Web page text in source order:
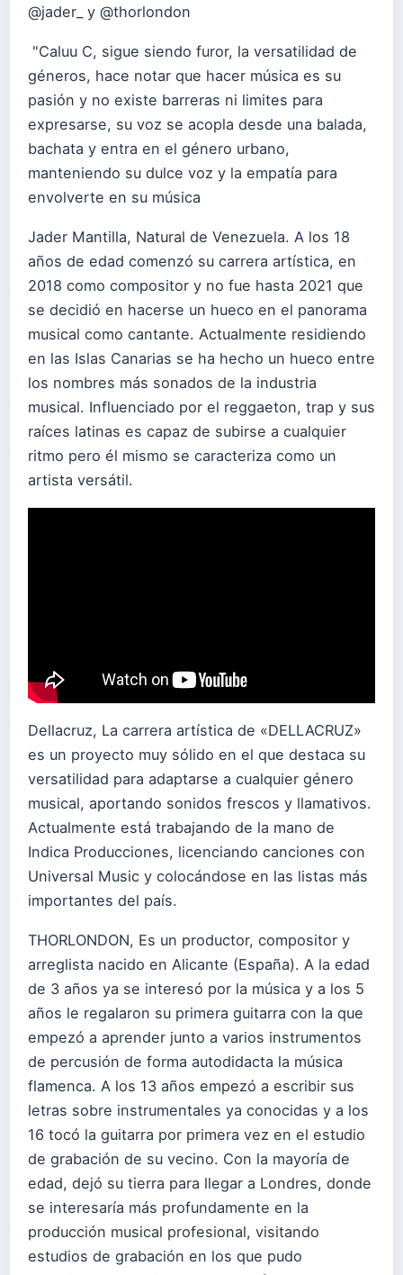
@jader_ y @thorlondon
"Caluu C, sigue siendo furor, la versatilidad de
géneros, hace notar que hacer música es su
pasión y no existe barreras ni limites para
expresarse, su voz se acopla desde una balada,
bachata y entra en el género urbano,
manteniendo su dulce voz y la empatía para
envolverte en su música
Jader Mantilla, Natural de Venezuela. A los 18
años de edad comenzó su carrera artística, en
2018 como compositor y no fue hasta 2021 que
se decidió en hacerse un hueco en el panorama
musical como cantante. Actualmente residiendo
en las Islas Canarias se ha hecho un hueco entre
los nombres más sonados de la industria
musical. Influenciado por el reggaeton, trap y sus
raíces latinas es capaz de subirse a cualquier
ritmo pero él mismo se caracteriza como un
artista versátil.
Dellacruz, La carrera artística de «DELLACRUZ»
es un proyecto muy sólido en el que destaca su
versatilidad para adaptarse a cualquier género
musical, aportando sonidos frescos y llamativos.
Actualmente está trabajando de la mano de
Indica Producciones, licenciando canciones con
Universal Music y colocándose en las listas más
importantes del país.
THORLONDON, Es un productor, compositor y
arreglista nacido en Alicante (España). A la edad
de 3 años ya se interesó por la música y a los 5
años le regalaron su primera guitarra con la que
empezó a aprender junto a varios instrumentos
de percusión de forma autodidacta la música
flamenca. A los 13 años empezó a escribir sus
letras sobre instrumentales ya conocidas y a los
16 tocó la guitarra por primera vez en el estudio
de grabación de su vecino. Con la mayoría de
edad, dejó su tierra para llegar a Londres, donde
se interesaría más profundamente en la
producción musical profesional, visitando
estudios de grabación en los que pudo